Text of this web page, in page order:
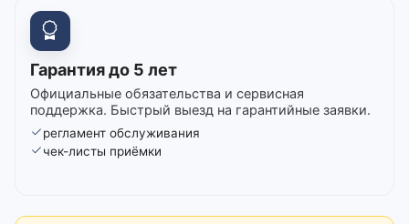
Гарантия до 5 лет
Официальные обязательства и сервисная
поддержка. Быстрый выезд на гарантийные заявки.
регламент обслуживания
чек-листы приёмки